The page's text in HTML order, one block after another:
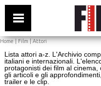
Home|Film|Attori
Lista attori a-z. L'Archivio
italiani e internazionali.
protagonisti dei film al cinema,
gli articoli e gli
trailer e le clip.